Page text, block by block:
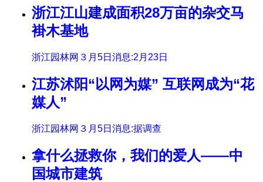
浙江江山建成面积28万亩的杂交马
褂木基地
浙江园林网３月5日消息:2月23日
江苏沭阳“以网为媒” 互联网成为“花
媒人”
浙江园林网３月5日消息:据调查
拿什么拯救你，我们的爱人——中
国城市建筑